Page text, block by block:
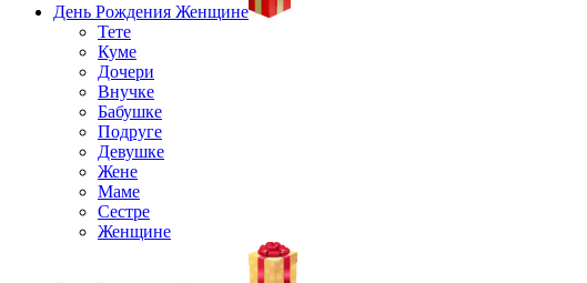
День Рождения Женщине
Тете
Куме
Дочери
Внучке
Бабушке
Подруге
Девушке
Жене
Маме
Сестре
Женщине